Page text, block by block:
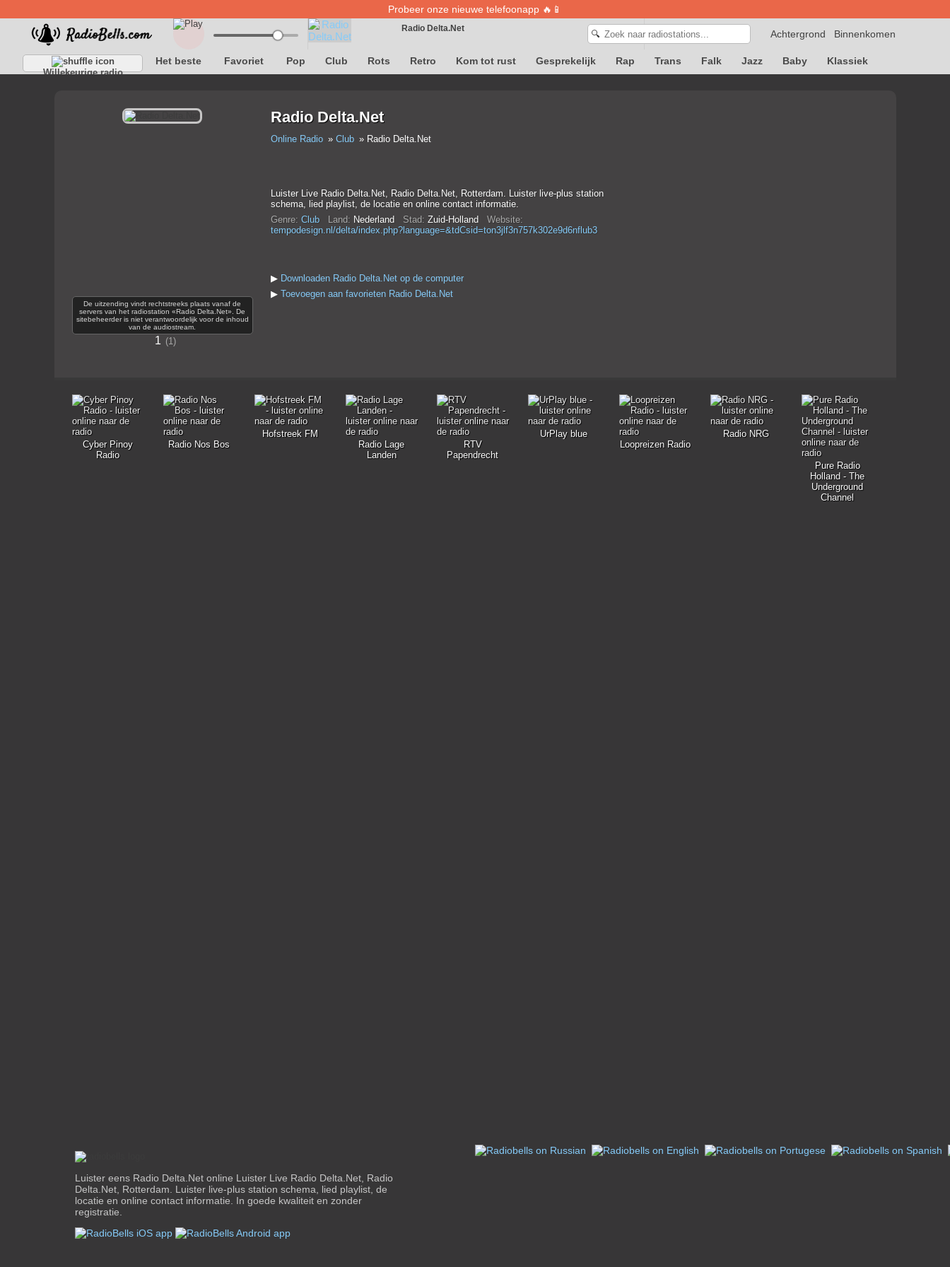
Probeer onze nieuwe telefoonapp 🔥📱
Binnenkomen
Achtergrond
🔍
Radio Delta.Net
Willekeurige radio
Het beste Favoriet Pop Club Rots Retro Kom tot rust Gesprekelijk Rap Trans Falk Jazz Baby Klassiek
De uitzending vindt rechtstreeks plaats vanaf de
servers van het radiostation «Radio Delta.Net». De
sitebeheerder is niet verantwoordelijk voor de inhoud
van de audiostream.
1 1
Radio Delta.Net
Online Radio Club Radio Delta.Net
Luister Live Radio Delta.Net, Radio Delta.Net, Rotterdam. Luister live-plus station
schema, lied playlist, de locatie en online contact informatie.
Genre: Club Land: Nederland Stad: Zuid-Holland Website:
tempodesign.nl/delta/index.php?language=&tdCsid=ton3jlf3n757k302e9d6nflub3
▶ Downloaden Radio Delta.Net op de computer
▶ Toevoegen aan favorieten Radio Delta.Net
Cyber Pinoy
Radio
Radio Nos Bos
Hofstreek FM
Radio Lage
Landen
RTV
Papendrecht
UrPlay blue
Loopreizen Radio
Radio NRG
Pure Radio
Holland - The
Underground
Channel
Luister eens Radio Delta.Net online Luister Live Radio Delta.Net, Radio
Delta.Net, Rotterdam. Luister live-plus station schema, lied playlist, de
locatie en online contact informatie. In goede kwaliteit en zonder
registratie.